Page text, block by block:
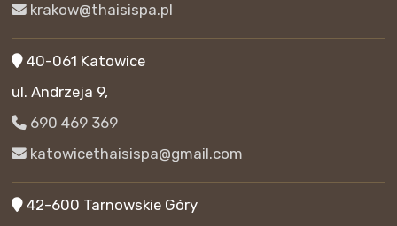
krakow@thaisispa.pl
40-061 Katowice
ul. Andrzeja 9,
690 469 369
katowicethaisispa@gmail.com
42-600 Tarnowskie Góry